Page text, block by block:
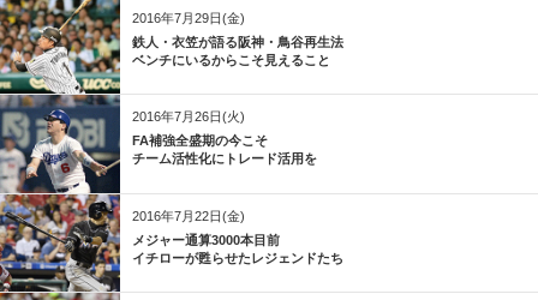
2016年7月29日(金)
鉄人・衣笠が語る阪神・鳥谷再生法
ベンチにいるからこそ見えること
2016年7月26日(火)
FA補強全盛期の今こそ
チーム活性化にトレード活用を
2016年7月22日(金)
メジャー通算3000本目前
イチローが甦らせたレジェンドたち